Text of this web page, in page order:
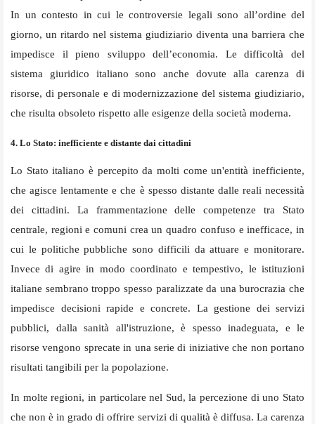
In un contesto in cui le controversie legali sono all’ordine del
giorno, un ritardo nel sistema giudiziario diventa una barriera che
impedisce il pieno sviluppo dell’economia. Le difficoltà del
sistema giuridico italiano sono anche dovute alla carenza di
risorse, di personale e di modernizzazione del sistema giudiziario,
che risulta obsoleto rispetto alle esigenze della società moderna.
4. Lo Stato: inefficiente e distante dai cittadini
Lo Stato italiano è percepito da molti come un'entità inefficiente,
che agisce lentamente e che è spesso distante dalle reali necessità
dei cittadini. La frammentazione delle competenze tra Stato
centrale, regioni e comuni crea un quadro confuso e inefficace, in
cui le politiche pubbliche sono difficili da attuare e monitorare.
Invece di agire in modo coordinato e tempestivo, le istituzioni
italiane sembrano troppo spesso paralizzate da una burocrazia che
impedisce decisioni rapide e concrete. La gestione dei servizi
pubblici, dalla sanità all'istruzione, è spesso inadeguata, e le
risorse vengono sprecate in una serie di iniziative che non portano
risultati tangibili per la popolazione.
In molte regioni, in particolare nel Sud, la percezione di uno Stato
che non è in grado di offrire servizi di qualità è diffusa. La carenza